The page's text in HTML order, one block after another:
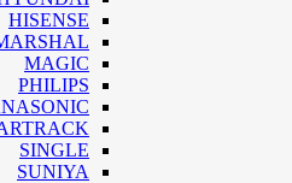
HISENSE
MAGIC
PHILIPS
SINGLE
SUNIYA